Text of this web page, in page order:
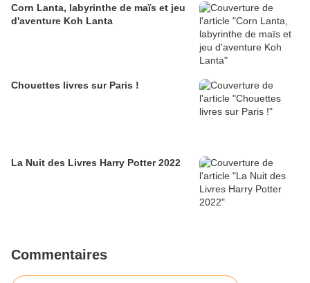
Corn Lanta, labyrinthe de maïs et jeu
d'aventure Koh Lanta
Chouettes livres sur Paris !
La Nuit des Livres Harry Potter 2022
Commentaires